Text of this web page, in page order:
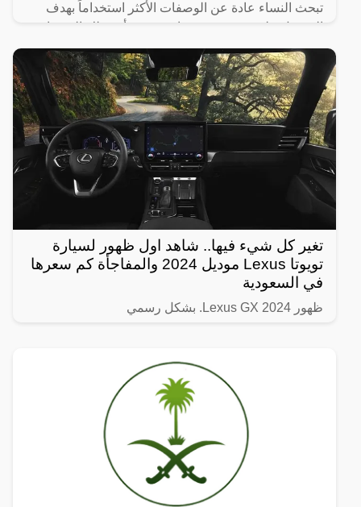
تبحث النساء عادة عن الوصفات الأكثر استخداماً بهدف
الخاصة بالبشرة والجسم للحصول على أفضل نتيجة خلال
فترة قصيرة،
تغير كل شيء فيها.. شاهد اول ظهور لسيارة
تويوتا Lexus موديل 2024 والمفاجأة كم سعرها
في السعودية
ظهور Lexus GX 2024. بشكل رسمي